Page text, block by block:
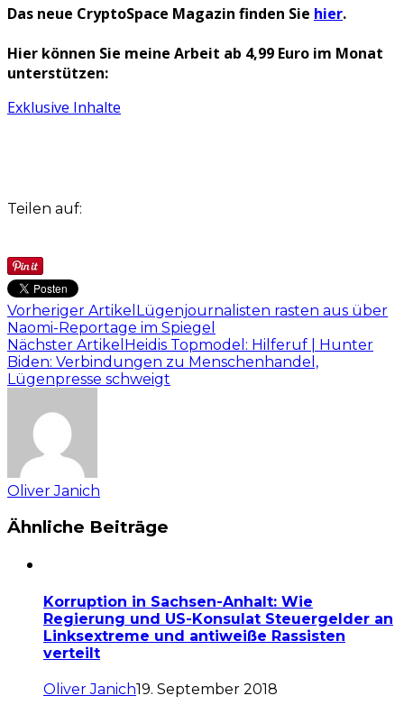
Das neue CryptoSpace Magazin finden Sie hier.
Hier können Sie meine Arbeit ab 4,99 Euro im Monat
unterstützen:
Exklusive Inhalte
Teilen auf:
Vorheriger Artikel Lügenjournalisten rasten aus über
Naomi-Reportage im Spiegel
Nächster Artikel Heidis Topmodel: Hilferuf | Hunter
Biden: Verbindungen zu Menschenhandel,
Lügenpresse schweigt
Oliver Janich
Ähnliche Beiträge
Korruption in Sachsen-Anhalt: Wie
Regierung und US-Konsulat Steuergelder an
Linksextreme und antiweiße Rassisten
verteilt
Oliver Janich19. September 2018